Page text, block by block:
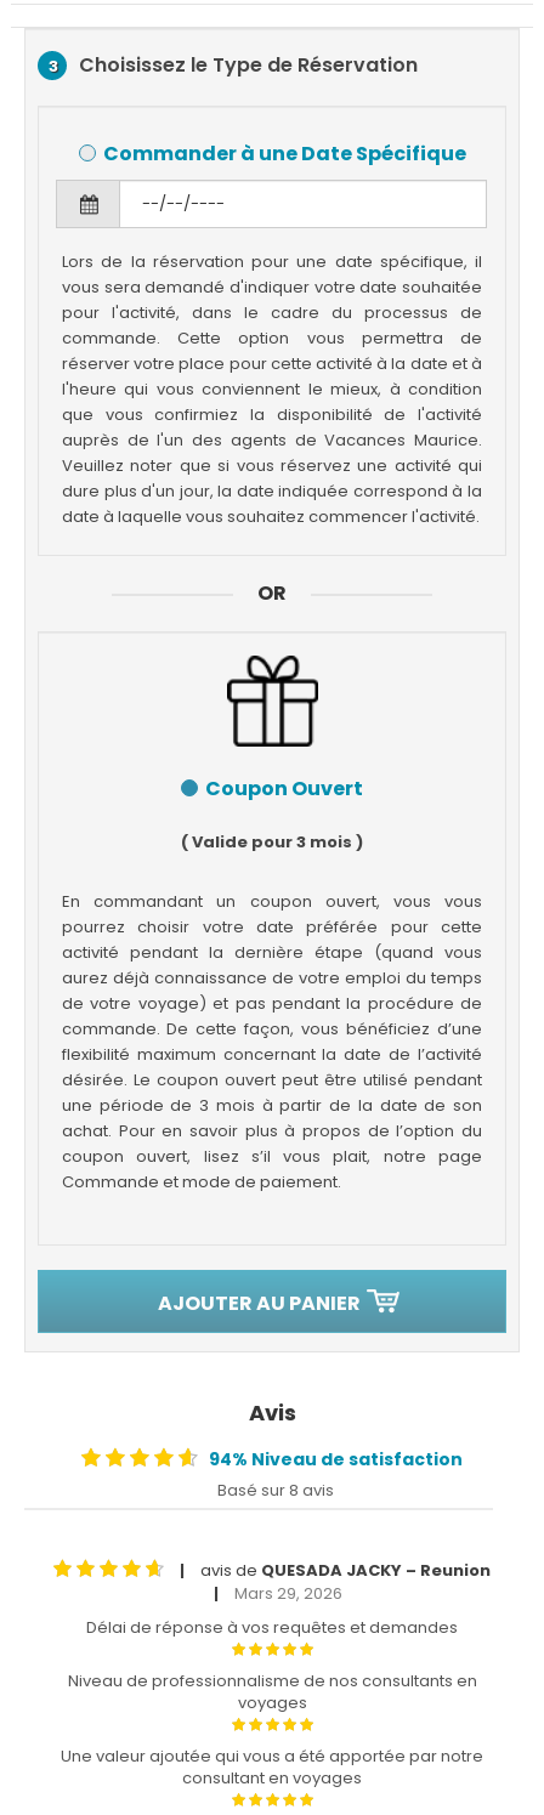
3 Choisissez le Type de Réservation
Commander à une Date Spécifique
Lors de la réservation pour une date spécifique, il
vous sera demandé d'indiquer votre date souhaitée
pour l'activité, dans le cadre du processus de
commande. Cette option vous permettra de
réserver votre place pour cette activité à la date et à
l'heure qui vous conviennent le mieux, à condition
que vous confirmiez la disponibilité de l'activité
auprès de l'un des agents de Vacances Maurice.
Veuillez noter que si vous réservez une activité qui
dure plus d'un jour, la date indiquée correspond à la
date à laquelle vous souhaitez commencer l'activité.
OR
Coupon Ouvert
( Valide pour 3 mois )
En commandant un coupon ouvert, vous vous
pourrez choisir votre date préférée pour cette
activité pendant la dernière étape (quand vous
aurez déjà connaissance de votre emploi du temps
de votre voyage) et pas pendant la procédure de
commande. De cette façon, vous bénéficiez d’une
flexibilité maximum concernant la date de l’activité
désirée. Le coupon ouvert peut être utilisé pendant
une période de 3 mois à partir de la date de son
achat. Pour en savoir plus à propos de l’option du
coupon ouvert, lisez s’il vous plait, notre page
Commande et mode de paiement.
AJOUTER AU PANIER
Avis
94% Niveau de satisfaction
Basé sur 8 avis
| avis de QUESADA JACKY – Reunion
|
Mars 29, 2026
Délai de réponse à vos requêtes et demandes
Niveau de professionnalisme de nos consultants en
voyages
Une valeur ajoutée qui vous a été apportée par notre
consultant en voyages